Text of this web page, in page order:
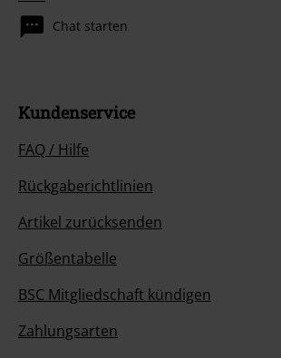
Chat starten
Kundenservice
FAQ / Hilfe
Rückgaberichtlinien
Artikel zurücksenden
Größentabelle
BSC Mitgliedschaft kündigen
Zahlungsarten